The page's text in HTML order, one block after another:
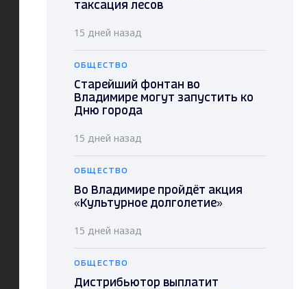
таксация лесов
15 дней назад
ОБЩЕСТВО
Старейший фонтан во
Владимире могут запустить ко
Дню города
15 дней назад
ОБЩЕСТВО
Во Владимире пройдёт акция
«Культурное долголетие»
15 дней назад
ОБЩЕСТВО
Дистрибьютор выплатит